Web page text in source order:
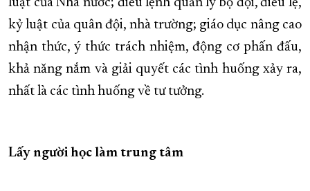
luật của Nhà nước; điều lệnh quản lý bộ đội, điều lệ,
kỷ luật của quân đội, nhà trường; giáo dục nâng cao
nhận thức, ý thức trách nhiệm, động cơ phấn đấu,
khả năng nắm và giải quyết các tình huống xảy ra,
nhất là các tình huống về tư tưởng.
Lấy người học làm trung tâm